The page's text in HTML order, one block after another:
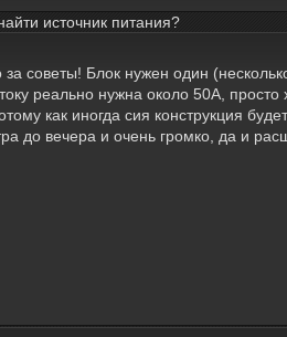
источник питания?
за советы! Блок нужен один
реально нужна около 50А,
как иногда сия конструкция
до вечера и очень громко, да и